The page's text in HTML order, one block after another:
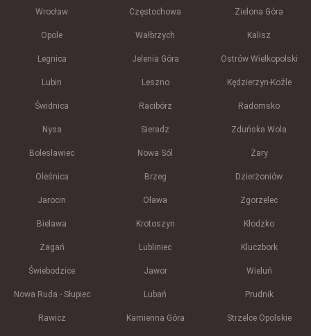
Wrocław Częstochowa Zielona Góra
Opole Wałbrzych Kalisz
Legnica Jelenia Góra Ostrów Wielkopolski
Lubin Leszno Kędzierzyn-Koźle
Świdnica Racibórz Radomsko
Nysa Sieradz Zduńska Wola
Bolesławiec Nowa Sól Żary
Oleśnica Brzeg Dzierżoniów
Jarocin Oława Zgorzelec
Bielawa Krotoszyn Kłodzko
Żagań Lubliniec Kluczbork
Świebodzice Jawor Wieluń
Nowa Ruda - Słupiec Lubań Prudnik
Rawicz Kamienna Góra Strzelce Opolskie